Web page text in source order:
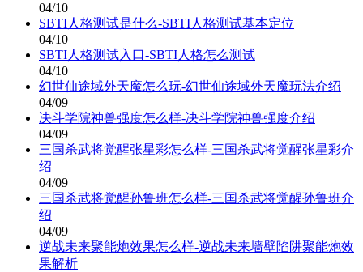
04/10
SBTI人格测试是什么-SBTI人格测试基本定位
04/10
SBTI人格测试入口-SBTI人格怎么测试
04/10
幻世仙途域外天魔怎么玩-幻世仙途域外天魔玩法介绍
04/09
决斗学院神兽强度怎么样-决斗学院神兽强度介绍
04/09
三国杀武将觉醒张星彩怎么样-三国杀武将觉醒张星彩介
绍
04/09
三国杀武将觉醒孙鲁班怎么样-三国杀武将觉醒孙鲁班介
绍
04/09
逆战未来聚能炮效果怎么样-逆战未来墙壁陷阱聚能炮效
果解析